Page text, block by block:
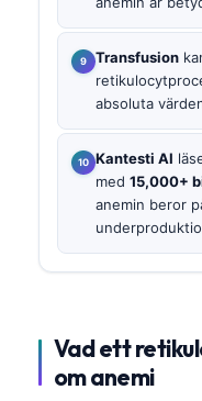
Transfusion
absoluta
Kantesti AI
med 15,000+
anemin beror
Vad ett
om anemi